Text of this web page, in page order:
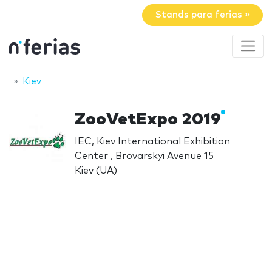
Stands para ferias »
Kiev
ZooVetExpo 2019
IEC, Kiev International Exhibition
Center , Brovarskyi Avenue 15
Kiev (UA)